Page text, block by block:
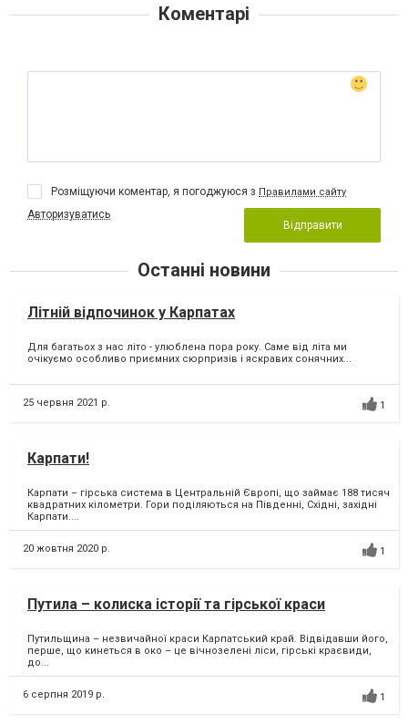
Коментарі
Розміщуючи коментар, я погоджуюся з Правилами сайту
Авторизуватись
Відправити
Останні новини
Літній відпочинок у Карпатах
Для багатьох з нас літо - улюблена пора року. Саме від літа ми
очікуємо особливо приємних сюрпризів і яскравих сонячних...
25 червня 2021 р. 1
Карпати!
Карпати – гірська система в Центральній Європі, що займає 188 тисяч
квадратних кілометри. Гори поділяються на Південні, Східні, західні
Карпати....
20 жовтня 2020 р. 1
Путила – колиска історії та гірської краси
Путильщина – незвичайної краси Карпатський край. Відвідавши його,
перше, що кинеться в око – це вічнозелені ліси, гірські краєвиди,
до...
6 серпня 2019 р. 1